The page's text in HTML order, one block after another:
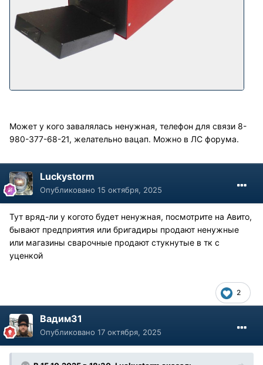
Может у кого завалялась ненужная, телефон для связи 8-
980-377-68-21, желательно вацап. Можно в ЛС форума.
Luckystorm
Опубликовано 15 октября, 2025
Тут вряд-ли у когото будет ненужная, посмотрите на Авито,
бывают предприятия или бригадиры продают ненужные
или магазины сварочные продают стукнутые в тк с
уценкой
2
Вадим31
Опубликовано 17 октября, 2025